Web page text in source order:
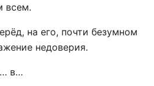
всем.
на его, почти безумном
недоверия.
в…